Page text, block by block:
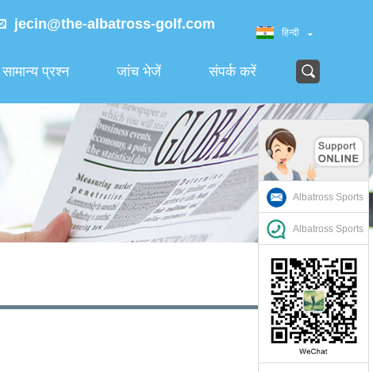
jecin@the-albatross-golf.com
हिन्दी
सामान्य प्रश्न जांच भेजें संपर्क करें
Albatross Sports
Albatross Sports